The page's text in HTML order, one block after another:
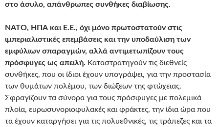
στο άσυλο, απάνθρωπες συνθήκες διαβίωσης.
ΝΑΤΟ, ΗΠΑ και Ε.Ε., όχι μόνο πρωτοστατούν στις
ιμπεριαλιστικές επεμβάσεις και την υποδαύλιση των
εμφύλιων σπαραγμών, αλλά αντιμετωπίζουν τους
πρόσφυγες ως απειλή. Καταστρατηγούν τις διεθνείς
συνθήκες, που οι ίδιοι έχουν υπογράψει, για την προστασία
των θυμάτων πολέμου, των διώξεων της φτώχειας.
Σφραγίζουν τα σύνορα για τους πρόσφυγες με πολεμικά
πλοία, ευρωσυνοριοφυλακές και φράκτες, την ίδια ώρα που
τα έχουν καταργήσει για τις πολυεθνικές, τις τράπεζες και τα